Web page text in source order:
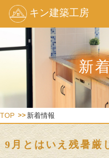
キン建築工房
新
TOP 新着情報
9月とはいえ残暑厳